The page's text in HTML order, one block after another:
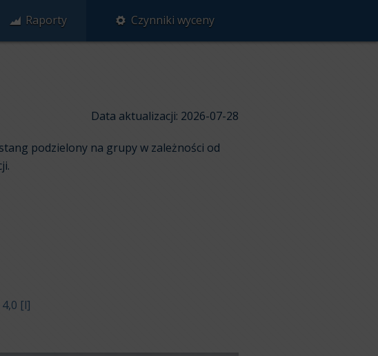
Raporty Czynniki wyceny
Data aktualizacji: 2026-07-28
podzielony na grupy w zależności od
[l]